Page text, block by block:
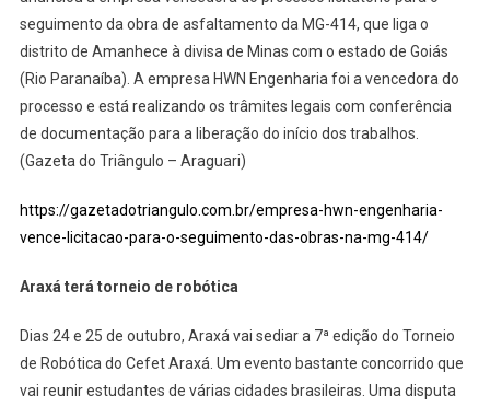
seguimento da obra de asfaltamento da MG-414, que liga o
distrito de Amanhece à divisa de Minas com o estado de Goiás
(Rio Paranaíba). A empresa HWN Engenharia foi a vencedora do
processo e está realizando os trâmites legais com conferência
de documentação para a liberação do início dos trabalhos.
(Gazeta do Triângulo – Araguari)
https://gazetadotriangulo.com.br/empresa-hwn-engenharia-
vence-licitacao-para-o-seguimento-das-obras-na-mg-414/
Araxá terá torneio de robótica
Dias 24 e 25 de outubro, Araxá vai sediar a 7ª edição do Torneio
de Robótica do Cefet Araxá. Um evento bastante concorrido que
vai reunir estudantes de várias cidades brasileiras. Uma disputa